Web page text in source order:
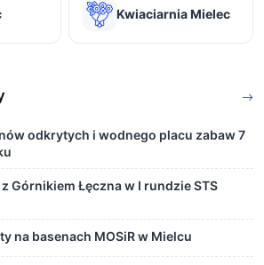
Kwiaciarnia Mielec
odkrytych i wodnego placu zabaw 7
Górnikiem Łęczna w I rundzie STS
na basenach MOSiR w Mielcu